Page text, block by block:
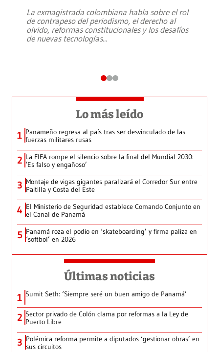
La exmagistrada colombiana habla sobre el rol
de contrapeso del periodismo, el derecho al
olvido, reformas constitucionales y los desafíos
de nuevas tecnologías...
Lo más leído
1 Panameño regresa al país tras ser desvinculado de las
fuerzas militares rusas
2 La FIFA rompe el silencio sobre la final del Mundial 2030:
‘Es falso y engañoso’
3 Montaje de vigas gigantes paralizará el Corredor Sur entre
Paitilla y Costa del Este
4 El Ministerio de Seguridad establece Comando Conjunto en
el Canal de Panamá
5 Panamá roza el podio en ‘skateboarding’ y firma paliza en
‘softbol’ en 2026
Últimas noticias
1 Sumit Seth: ‘Siempre seré un buen amigo de Panamá’
2 Sector privado de Colón clama por reformas a la Ley de
Puerto Libre
3 Polémica reforma permite a diputados ‘gestionar obras’ en
sus circuitos